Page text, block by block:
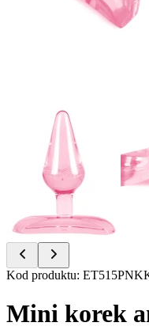
Item
of
Kod produktu: ET515PNK
Mini korek